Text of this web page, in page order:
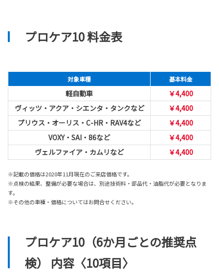
プロケア10 料金表
対象車種 基本料金
軽自動車
￥4,400
ヴィッツ・アクア・シエンタ・タンクなど
￥4,400
プリウス・オーリス・C-HR・RAV4など
￥4,400
VOXY・SAI・86など
￥4,400
ヴェルファイア・カムリなど
￥4,400
※記載の価格は2020年11月現在のご来店価格です。
※点検の結果、整備が必要な場合は、別途技術料・部品代・油脂代が必要となりま
す。
※その他の車種・価格についてはお問合せください。
プロケア10（6か月ごとの推奨点
検） 内容〈10項目〉